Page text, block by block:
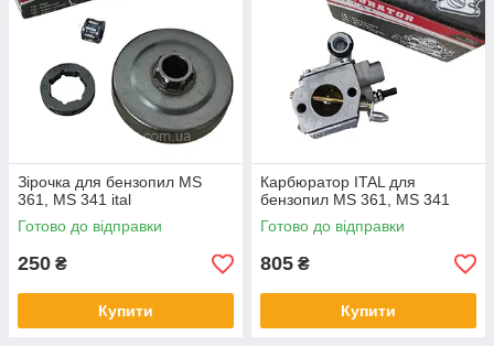
Зірочка для бензопил MS
361, MS 341 ital
Готово до відправки
250 ₴
Купити
Карбюратор ITAL для
бензопил MS 361, MS 341
Готово до відправки
805 ₴
Купити